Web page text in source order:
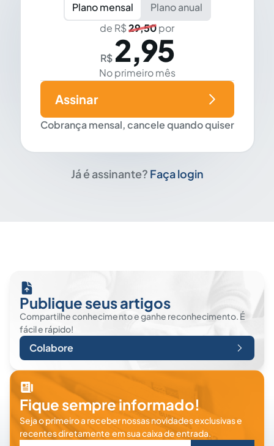
Plano mensal
Plano anual
de R$29,50por
R$ 2,95
No primeiro mês
Cobrança mensal, cancele quando quiser
Assinar
Já é assinante? Faça login
Publique seus artigos
Compartilhe conhecimento e ganhe reconhecimento. É
fácil e rápido!
Colabore
Fique sempre informado!
Seja o primeiro a receber nossas novidades exclusivas e
recentes diretamente em sua caixa de entrada.